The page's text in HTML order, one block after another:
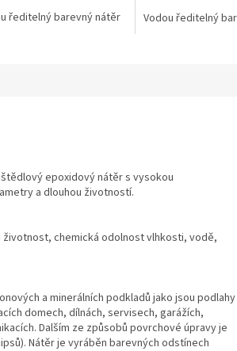
ředitelný barevný nátěr Vodou ředitelný
epoxidový nátěr s vysokou
a dlouhou životností.
chemická odolnost vlhkosti, vodě,
a minerálních podkladů jako jsou podlahy
domech, dílnách, servisech, garážích,
Dalším ze způsobů povrchové úpravy je
Nátěr je vyráběn barevných odstínech